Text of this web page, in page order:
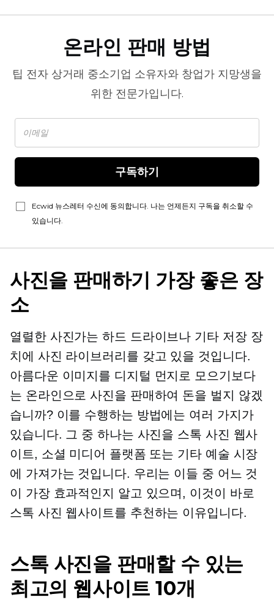
온라인 판매 방법
팁 전자 상거래 중소기업 소유자와 창업가 지망생을
위한 전문가입니다.
구독하기
Ecwid 뉴스레터 수신에 동의합니다. 나는 언제든지 구독을 취소할 수
있습니다.
사진을 판매하기 가장 좋은 장
소
열렬한 사진가는 하드 드라이브나 기타 저장 장
치에 사진 라이브러리를 갖고 있을 것입니다.
아름다운 이미지를 디지털 먼지로 모으기보다
는 온라인으로 사진을 판매하여 돈을 벌지 않겠
습니까? 이를 수행하는 방법에는 여러 가지가
있습니다. 그 중 하나는 사진을 스톡 사진 웹사
이트, 소셜 미디어 플랫폼 또는 기타 예술 시장
에 가져가는 것입니다. 우리는 이들 중 어느 것
이 가장 효과적인지 알고 있으며, 이것이 바로
스톡 사진 웹사이트를 추천하는 이유입니다.
스톡 사진을 판매할 수 있는
최고의 웹사이트 10개